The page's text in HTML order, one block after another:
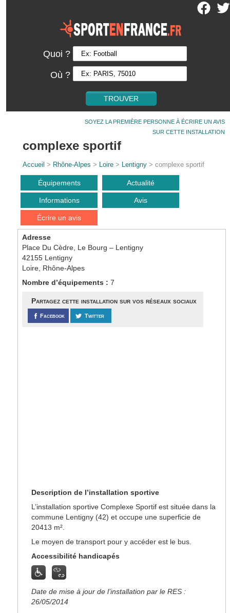
Quoi ?
Où ?
SOYEZ LA PREMIÈRE PERSONNE À ÉCRIRE UN AVIS
SUR CETTE INSTALLATION
complexe sportif
Accueil > Rhône-Alpes > Loire > Lentigny > complexe sportif
Équipements Actualité
Informations Avis
Écrire un avis
Adresse
Place Du Cèdre, Le Bourg – Lentigny
42155 Lentigny
Loire, Rhône-Alpes
Nombre d’équipements :7
Partagez cette installation sur vos réseaux sociaux
Facebook Twitter
Description de l’installation sportive
L’installation sportive Complexe Sportif est située dans la
commune Lentigny (42) et occupe une superficie de
20413 m².
Le moyen de transport pour y accéder est le bus.
Accessibilité handicapés
Date de mise à jour de l’installation par le RES :
26/05/2014